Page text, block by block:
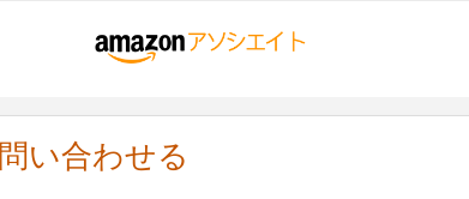
い合わせる